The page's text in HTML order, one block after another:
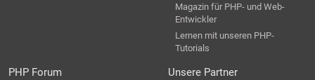
Magazin für PHP- und Web-
Entwickler
Lernen mit unseren PHP-
Tutorials
PHP Forum Unsere Partner